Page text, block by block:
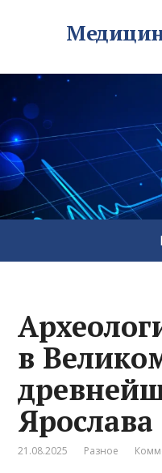
в
21.08.2025 Разное